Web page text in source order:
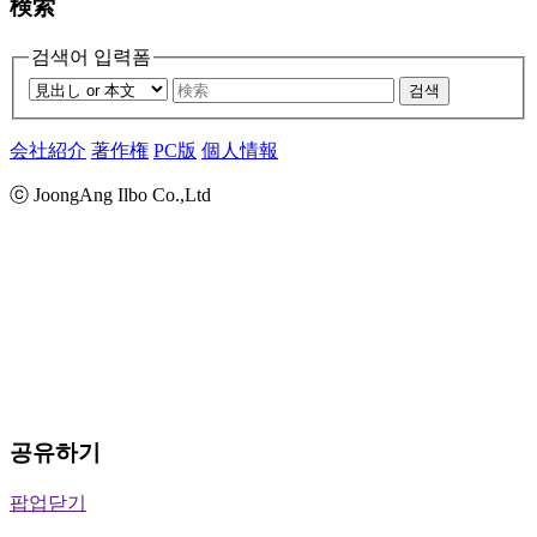
検索
검색어 입력폼
검색
会社紹介 著作権 PC版 個人情報
ⓒ JoongAng Ilbo Co.,Ltd
공유하기
팝업닫기